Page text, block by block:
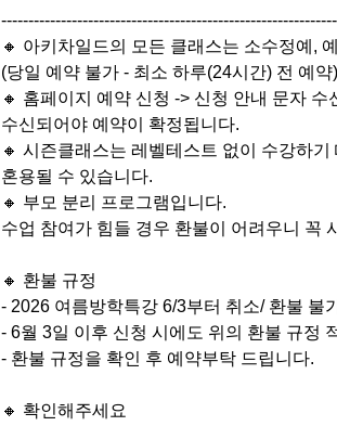
🔸 아키차일드의 모든 클래스는 소수정예,
(당일 예약 불가 - 최소 하루(24시간) 전 예약)
🔸 홈페이지 예약 신청 -> 신청 안내 문자 수
수신되어야 예약이 확정됩니다.
🔸 시즌클래스는 레벨테스트 없이 수강하기
혼용될 수 있습니다.
🔸 부모 분리 프로그램입니다.
수업 참여가 힘들 경우 환불이 어려우니 꼭
🔸 환불 규정
- 2026 여름방학특강 6/3부터 취소/ 환불 불
- 6월 3일 이후 신청 시에도 위의 환불 규정
- 환불 규정을 확인 후 예약부탁 드립니다.
🔸 확인해주세요